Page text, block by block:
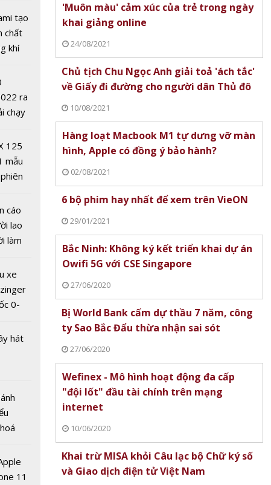
Nhà
là
đến
vụ
tạo
chất
khí
ra
chạy
nghìn
125
mẫu
cáo
lao
làm
dịch
xe
0-
hát
11
'Muôn màu' cảm xúc của trẻ trong ngày
khai giảng online
24/08/2021
Chủ tịch Chu Ngọc Anh giải toả 'ách tắc'
về Giấy đi đường cho người dân Thủ đô
10/08/2021
Hàng loạt Macbook M1 tự dưng vỡ màn
hình, Apple có đồng ý bảo hành?
02/08/2021
6 bộ phim hay nhất để xem trên VieON
29/01/2021
Bắc Ninh: Không ký kết triển khai dự án
Owifi 5G với CSE Singapore
27/06/2020
Bị World Bank cấm dự thầu 7 năm, công
ty Sao Bắc Đẩu thừa nhận sai sót
27/06/2020
Wefinex - Mô hình hoạt động đa cấp
"đội lốt" đầu tài chính trên mạng
internet
10/06/2020
Khai trừ MISA khỏi Câu lạc bộ Chữ ký số
và Giao dịch điện tử Việt Nam